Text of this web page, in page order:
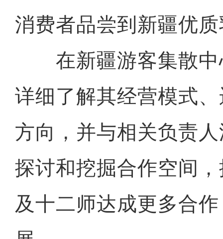
消费者品尝到新疆优
在新疆游客集散中
详细了解其经营模式
方向，并与相关负责
探讨和挖掘合作空间
及十二师达成更多合